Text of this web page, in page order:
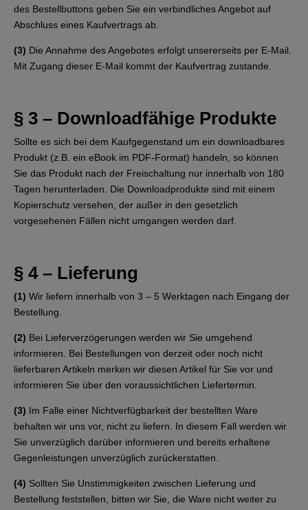
des Bestellbuttons geben Sie ein verbindliches Angebot auf
Abschluss eines Kaufvertrags ab.
(3) Die Annahme des Angebotes erfolgt unsererseits per E-Mail.
Mit Zugang dieser E-Mail kommt der Kaufvertrag zustande.
§ 3 – Downloadfähige Produkte
Sollte es sich bei dem Kaufgegenstand um ein downloadbares
Produkt (z.B. ein eBook im PDF-Format) handeln, so können
Sie das Produkt nach der Freischaltung nur innerhalb von 180
Tagen herunterladen. Die Downloadprodukte sind mit einem
Kopierschutz versehen, der außer in den gesetzlich
vorgesehenen Fällen nicht umgangen werden darf.
§ 4 – Lieferung
(1) Wir liefern innerhalb von 3 – 5 Werktagen nach Eingang der
Bestellung.
(2) Bei Lieferverzögerungen werden wir Sie umgehend
informieren. Bei Bestellungen von derzeit oder noch nicht
lieferbaren Artikeln merken wir diesen Artikel für Sie vor und
informieren Sie über den voraussichtlichen Liefertermin.
(3) Im Falle einer Nichtverfügbarkeit der bestellten Ware
behalten wir uns vor, nicht zu liefern. In diesem Fall werden wir
Sie unverzüglich darüber informieren und bereits erhaltene
Gegenleistungen unverzüglich zurückerstatten.
(4) Sollten Sie Unstimmigkeiten zwischen Lieferung und
Bestellung feststellen, bitten wir Sie, die Ware nicht weiter zu